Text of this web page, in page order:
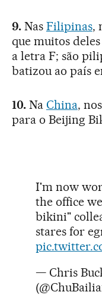
9.Nas Filipinas,
que muitos
a letra F; são
batizou ao país
10.Na China,
para o Beijing
I'm now
the office
bikini"
stares for
— Chris